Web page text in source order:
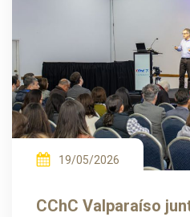
19/05/2026
CChC Valparaíso